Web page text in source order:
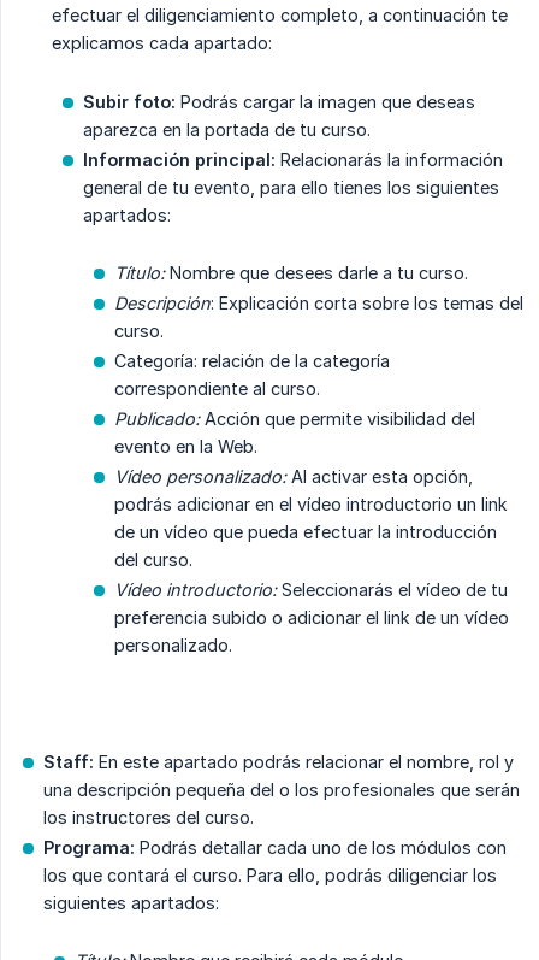
efectuar el diligenciamiento completo, a continuación te
explicamos cada apartado:
Subir foto: Podrás cargar la imagen que deseas
aparezca en la portada de tu curso.
Información principal: Relacionarás la información
general de tu evento, para ello tienes los siguientes
apartados:
Título:Nombre que desees darle a tu curso.
Descripción: Explicación corta sobre los temas del
curso.
Categoría: relación de la categoría
correspondiente al curso.
Publicado:Acción que permite visibilidad del
evento en la Web.
Vídeo personalizado:Al activar esta opción,
podrás adicionar en el vídeo introductorio un link
de un vídeo que pueda efectuar la introducción
del curso.
Vídeo introductorio:Seleccionarás el vídeo de tu
preferencia subido o adicionar el link de un vídeo
personalizado.
Staff: En este apartado podrás relacionar el nombre, rol y
una descripción pequeña del o los profesionales que serán
los instructores del curso.
Programa: Podrás detallar cada uno de los módulos con
los que contará el curso. Para ello, podrás diligenciar los
siguientes apartados: